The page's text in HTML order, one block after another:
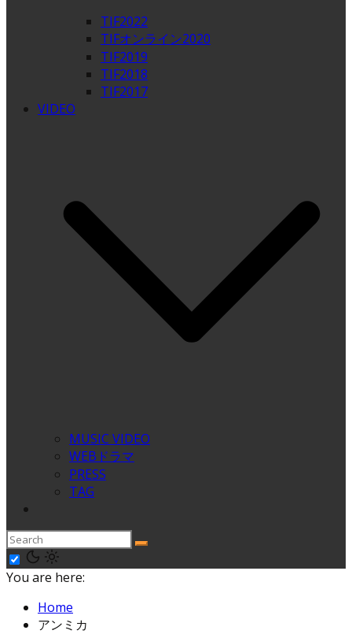
TIF2022
TIFオンライン2020
TIF2019
TIF2018
TIF2017
VIDEO
MUSIC VIDEO
WEBドラマ
PRESS
TAG
You are here:
Home
アンミカ